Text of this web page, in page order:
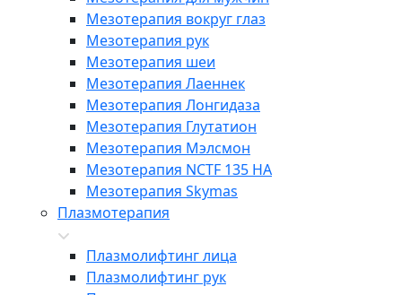
Мезотерапия вокруг глаз
Мезотерапия рук
Мезотерапия шеи
Мезотерапия Лаеннек
Мезотерапия Лонгидаза
Мезотерапия Глутатион
Мезотерапия Мэлсмон
Мезотерапия NCTF 135 HA
Мезотерапия Skymas
Плазмотерапия
Плазмолифтинг лица
Плазмолифтинг рук